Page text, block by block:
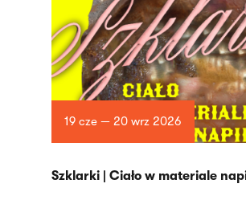
19 cze — 20 wrz 2026
­Szklarki | Ciało w materiale